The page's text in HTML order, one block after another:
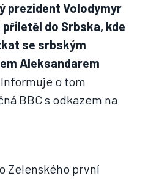
prezident Volodymyr
do Srbska, kde
se srbským
Aleksandarem
Informuje o tom
BBC s odkazem na
Zelenského první